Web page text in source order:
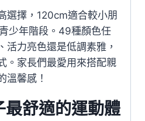
選擇，120cm適合較小朋
少年階段。49種顏色任
活力亮色還是低調素雅，
。家長們最愛用來搭配親
溫馨感！
最舒適的運動體